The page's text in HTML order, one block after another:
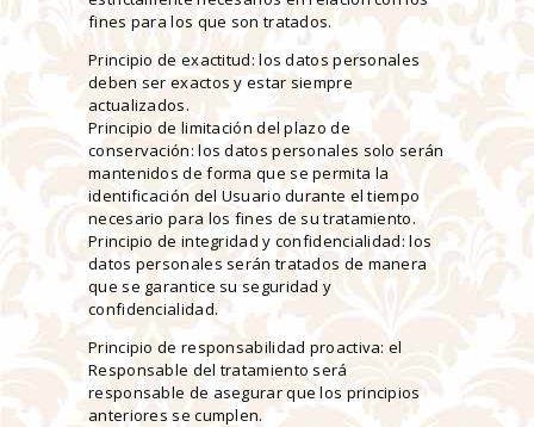
fines para los que son tratados.
Principio de exactitud: los datos personales
deben ser exactos y estar siempre
actualizados.
Principio de limitación del plazo de
conservación: los datos personales solo serán
mantenidos de forma que se permita la
identificación del Usuario durante el tiempo
necesario para los fines de su tratamiento.
Principio de integridad y confidencialidad: los
datos personales serán tratados de manera
que se garantice su seguridad y
confidencialidad.
Principio de responsabilidad proactiva: el
Responsable del tratamiento será
responsable de asegurar que los principios
anteriores se cumplen.